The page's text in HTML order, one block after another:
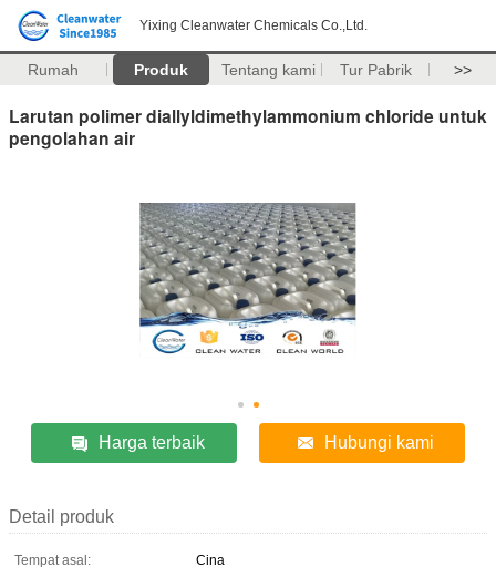
Yixing Cleanwater Chemicals Co.,Ltd.
Rumah Produk Tentang kami Tur Pabrik >>
Larutan polimer diallyldimethylammonium chloride untuk
pengolahan air
Harga terbaik Hubungi kami
Detail produk
Tempat asal:
Cina